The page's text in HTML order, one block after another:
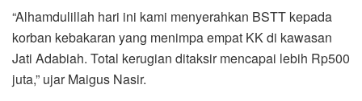
“Alhamdulillah hari ini kami menyerahkan BSTT kepada
korban kebakaran yang menimpa empat KK di kawasan
Jati Adabiah. Total kerugian ditaksir mencapai lebih Rp500
juta,” ujar Maigus Nasir.